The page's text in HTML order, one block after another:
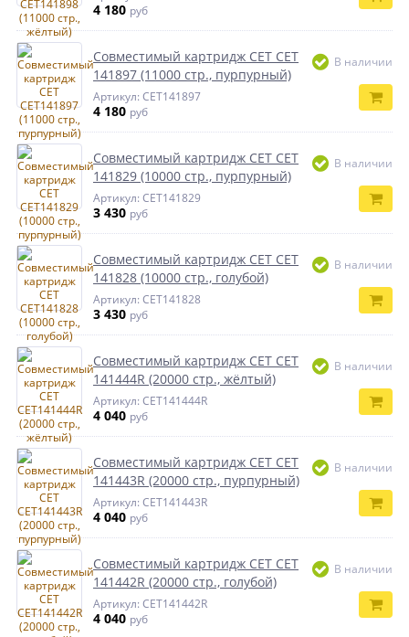
4 180 руб
Совместимый картридж CET CET
141897 (11000 стр., пурпурный)
Артикул: CET141897
4 180 руб
В наличии
Совместимый картридж CET CET
141829 (10000 стр., пурпурный)
Артикул: CET141829
3 430 руб
В наличии
Совместимый картридж CET CET
141828 (10000 стр., голубой)
Артикул: CET141828
3 430 руб
В наличии
Совместимый картридж CET CET
141444R (20000 стр., жёлтый)
Артикул: CET141444R
4 040 руб
В наличии
Совместимый картридж CET CET
141443R (20000 стр., пурпурный)
Артикул: CET141443R
4 040 руб
В наличии
Совместимый картридж CET CET
141442R (20000 стр., голубой)
Артикул: CET141442R
4 040 руб
В наличии